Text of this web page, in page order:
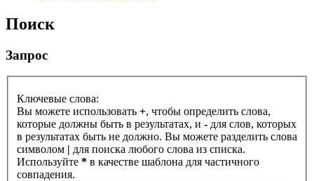
Поиск
Запрос
Ключевые слова:
Вы можете использовать +, чтобы определить слова,
которые должны быть в результатах, и - для слов, которых
в результатах быть не должно. Вы можете разделить слова
символом | для поиска любого слова из списка.
Используйте * в качестве шаблона для частичного
совпадения.